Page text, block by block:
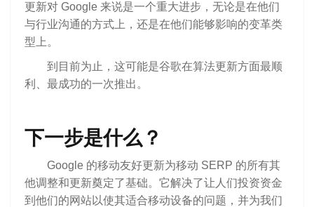
更新对 Google 来说是一个重大进步，无论是在他们
与行业沟通的方式上，还是在他们能够影响的变革类
型上。
到目前为止，这可能是谷歌在算法更新方面最顺
利、最成功的一次推出。
下一步是什么？
Google 的移动友好更新为移动 SERP 的所有其
他调整和更新奠定了基础。它解决了让人们投资资金
到他们的网站以使其适合移动设备的问题，并为我们